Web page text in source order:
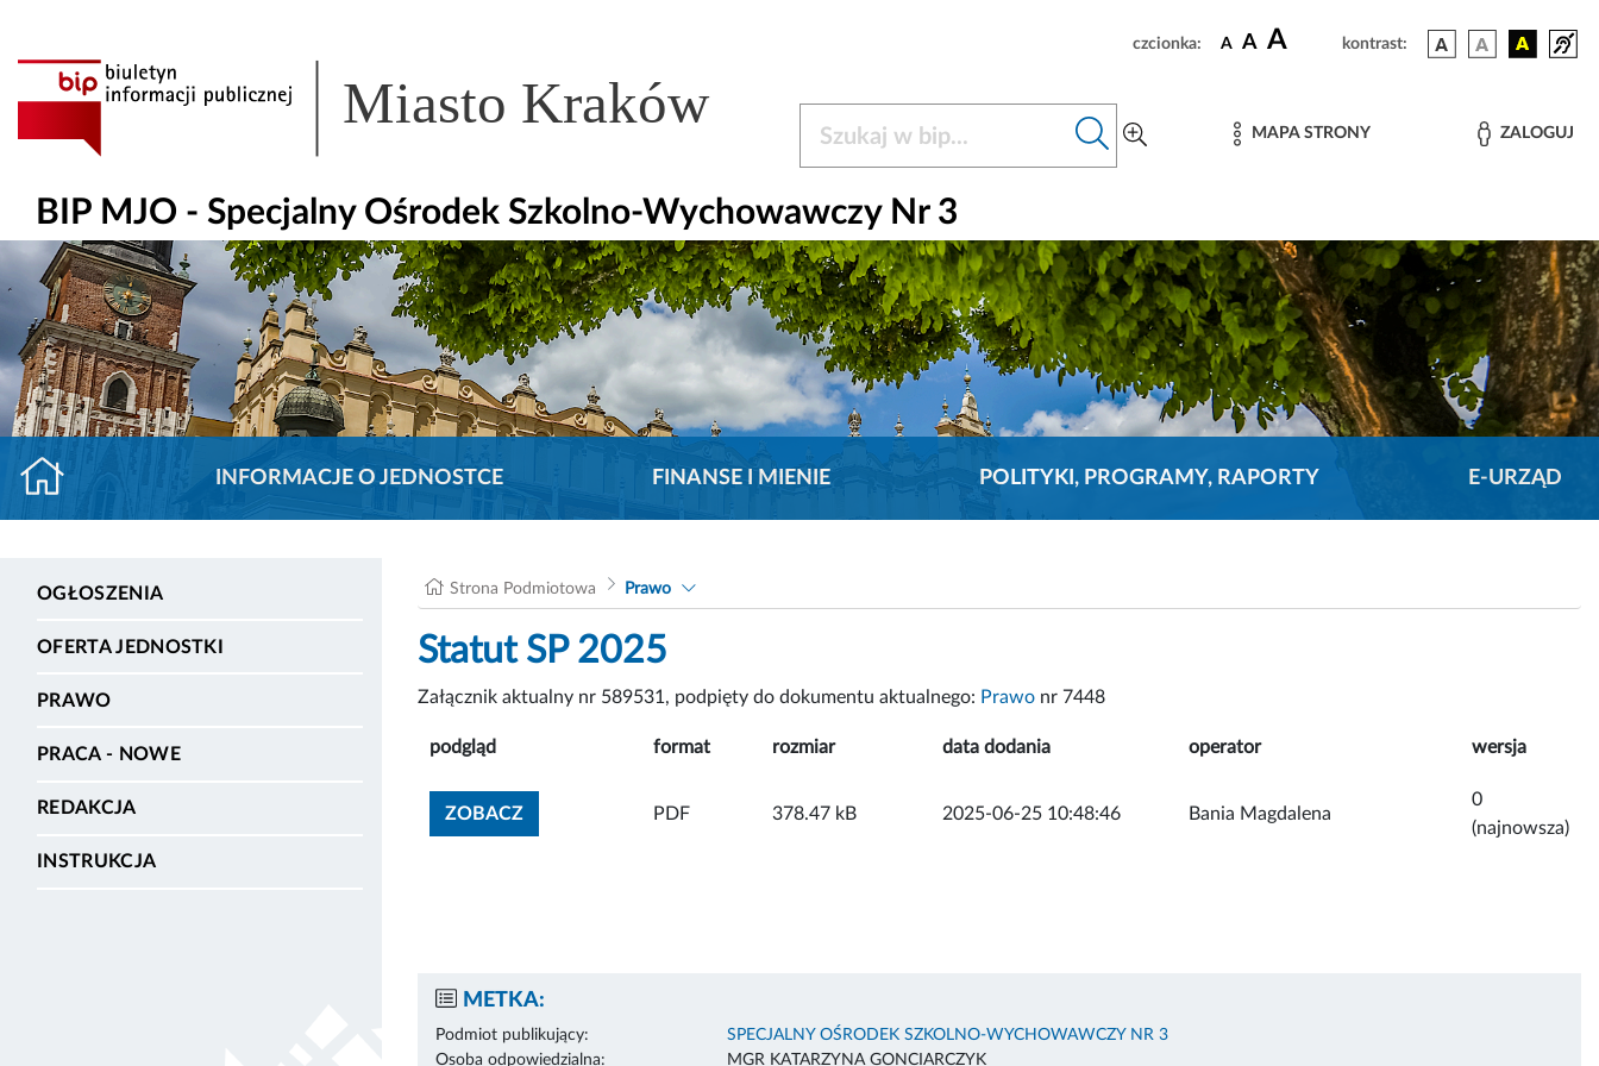
czcionka: A A A kontrast:
Miasto Kraków MAPA STRONY ZALOGUJ
BIP MJO - Specjalny Ośrodek Szkolno-Wychowawczy Nr 3
INFORMACJE O JEDNOSTCE FINANSE I MIENIE POLITYKI, PROGRAMY, RAPORTY E-URZĄD
OGŁOSZENIA
OFERTA JEDNOSTKI
PRAWO
PRACA - NOWE
REDAKCJA
INSTRUKCJA
Strona Podmiotowa Prawo
Statut SP 2025
Załącznik aktualny nr 589531, podpięty do dokumentu aktualnego: Prawo nr 7448
podgląd format rozmiar data dodania operator wersja
ZOBACZZOBACZ ZAŁĄCZNIK
PDF 378.47 kB 2025-06-25 10:48:46 Bania Magdalena
0
(najnowsza)
METKA:
Podmiot publikujący:
SPECJALNY OŚRODEK SZKOLNO-WYCHOWAWCZY NR 3
Osoba odpowiedzialna:
MGR KATARZYNA GONCIARCZYK